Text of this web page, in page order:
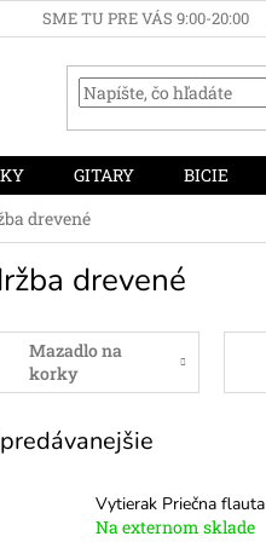
SME TU PRE VÁS 9:00-20:00
GITARY BICIE
drevené
drevené
Mazadlo na
korky
Vytierak Priečna flauta
Na externom sklade